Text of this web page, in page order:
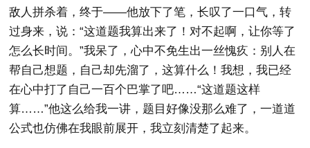
敌人拼杀着，终于——他放下了笔，长叹了一口气，转
过身来，说：“这道题我算出来了！对不起啊，让你等了
怎么长时间。”我呆了，心中不免生出一丝愧疚：别人在
帮自己想题，自己却先溜了，这算什么！我想，我已经
在心中打了自己一百个巴掌了吧……“这道题这样
算……”他这么给我一讲，题目好像没那么难了，一道道
公式也仿佛在我眼前展开，我立刻清楚了起来。